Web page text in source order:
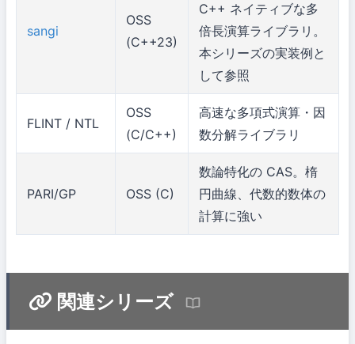
sangi
OSS
(C++23)
C++ ネイティブな多
倍長演算ライブラリ。
本シリーズの実装例と
して参照
FLINT / NTL
OSS
(C/C++)
高速な多項式演算・因
数分解ライブラリ
PARI/GP OSS (C)
数論特化の CAS。楕
円曲線、代数的数体の
計算に強い
関連シリーズ